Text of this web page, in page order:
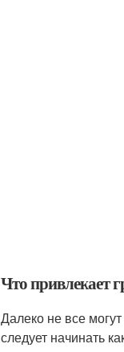
Что привлекает
Далеко не все
следует начинать